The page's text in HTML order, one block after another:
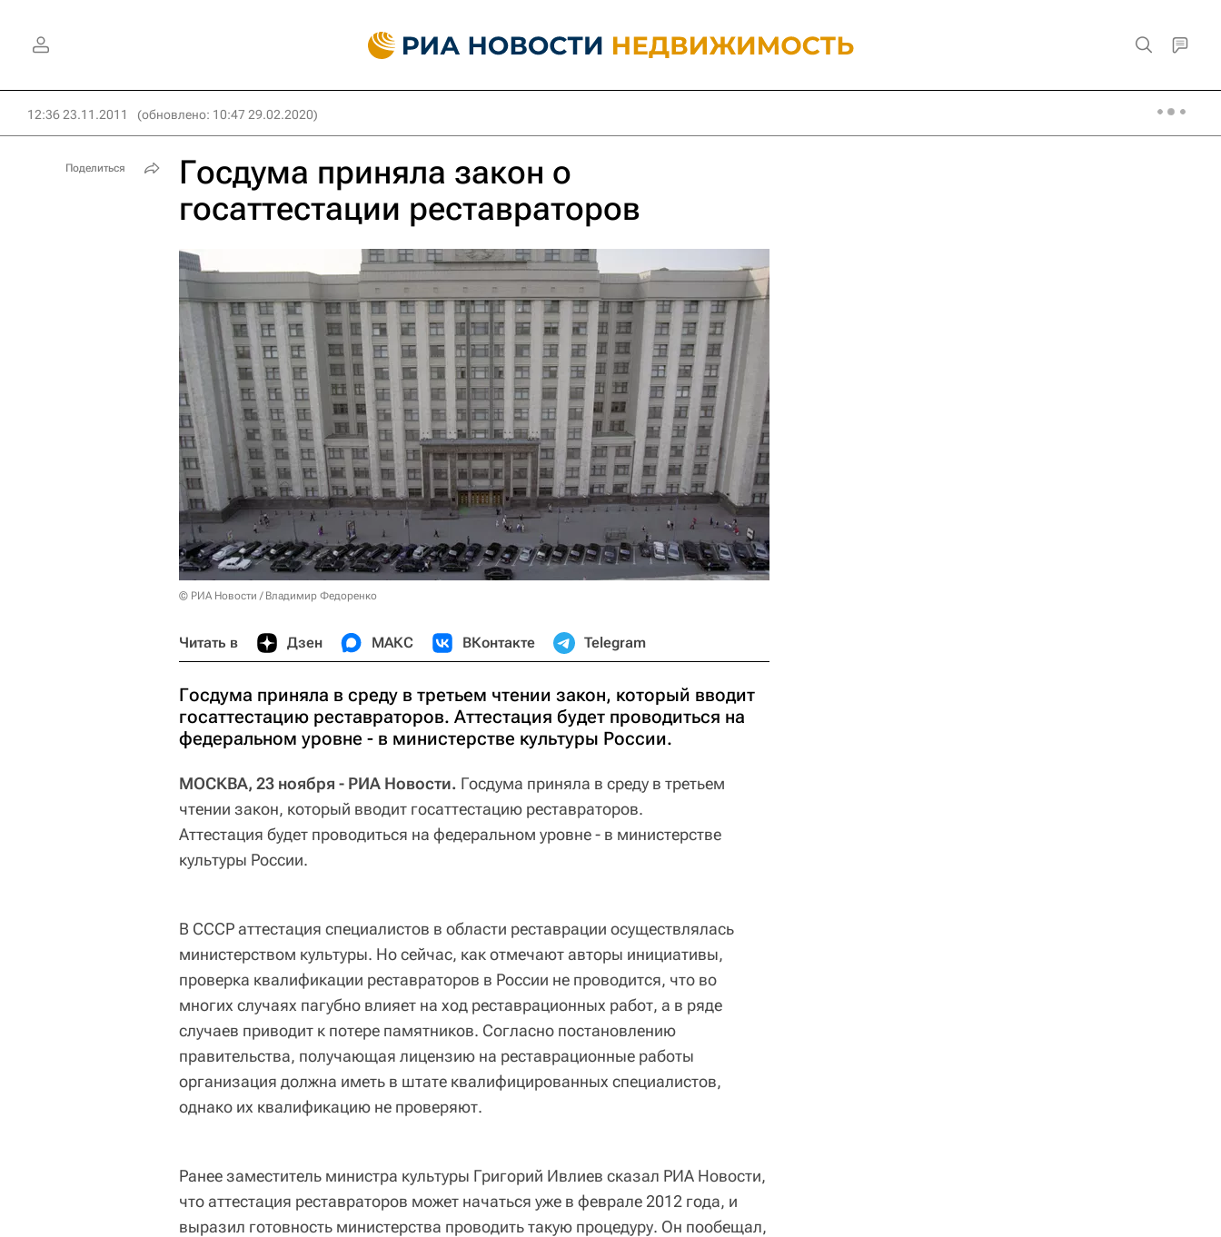
12:36 23.11.2011 (обновлено: 10:47 29.02.2020)
Госдума приняла закон о
госаттестации реставраторов
© РИА Новости / Владимир Федоренко
Читать в Дзен МАКС ВКонтакте Telegram
Госдума приняла в среду в третьем чтении закон, который вводит
госаттестацию реставраторов. Аттестация будет проводиться на
федеральном уровне - в министерстве культуры России.
МОСКВА, 23 ноября - РИА Новости. Госдума приняла в среду в третьем
чтении закон, который вводит госаттестацию реставраторов.
Аттестация будет проводиться на федеральном уровне - в министерстве
культуры России.
В СССР аттестация специалистов в области реставрации осуществлялась
министерством культуры. Но сейчас, как отмечают авторы инициативы,
проверка квалификации реставраторов в России не проводится, что во
многих случаях пагубно влияет на ход реставрационных работ, а в ряде
случаев приводит к потере памятников. Согласно постановлению
правительства, получающая лицензию на реставрационные работы
организация должна иметь в штате квалифицированных специалистов,
однако их квалификацию не проверяют.
Ранее заместитель министра культуры Григорий Ивлиев сказал РИА Новости,
что аттестация реставраторов может начаться уже в феврале 2012 года, и
выразил готовность министерства проводить такую процедуру. Он пообещал,
Поделиться